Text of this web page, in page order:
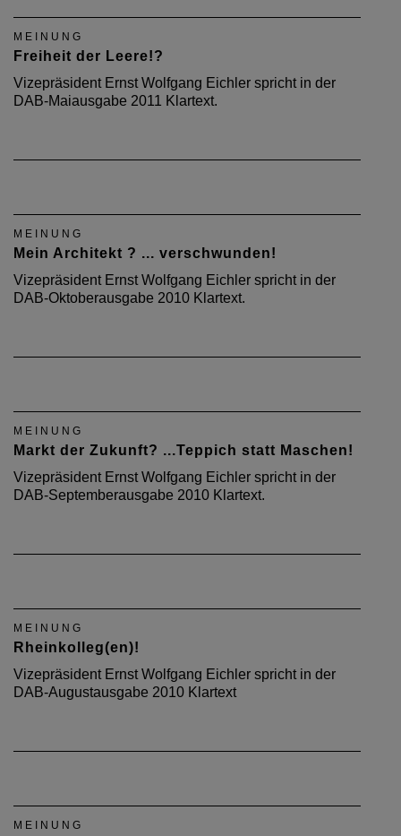
MEINUNG
Freiheit der Leere!?
Vizepräsident Ernst Wolfgang Eichler spricht in der
DAB-Maiausgabe 2011 Klartext.
MEINUNG
Mein Architekt ? ... verschwunden!
Vizepräsident Ernst Wolfgang Eichler spricht in der
DAB-Oktoberausgabe 2010 Klartext.
MEINUNG
Markt der Zukunft? ...Teppich statt Maschen!
Vizepräsident Ernst Wolfgang Eichler spricht in der
DAB-Septemberausgabe 2010 Klartext.
MEINUNG
Rheinkolleg(en)!
Vizepräsident Ernst Wolfgang Eichler spricht in der
DAB-Augustausgabe 2010 Klartext
MEINUNG